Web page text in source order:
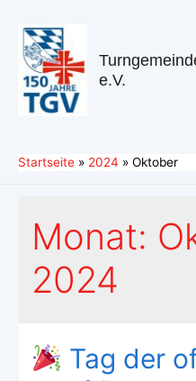
e.V.
Startseite 2024 Oktober
Monat:
2024
Tag der